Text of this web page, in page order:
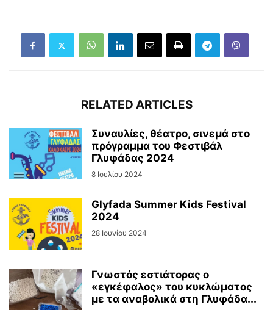
RELATED ARTICLES
Συναυλίες, θέατρο, σινεμά στο
πρόγραμμα του Φεστιβάλ
Γλυφάδας 2024
8 Ιουλίου 2024
Glyfada Summer Kids Festival
2024
28 Ιουνίου 2024
Γνωστός εστιάτορας ο
«εγκέφαλος» του κυκλώματος
με τα αναβολικά στη Γλυφάδα...